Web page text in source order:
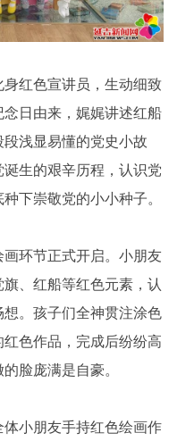
红色宣讲员，生动细致
日由来，娓娓讲述红船
浅显易懂的党史小故
生的艰辛历程，认识党
下崇敬党的小小种子。
环节正式开启。小朋友
、红船等红色元素，认
。孩子们全神贯注涂色
色作品，完成后纷纷高
脸庞满是自豪。
小朋友手持红色绘画作